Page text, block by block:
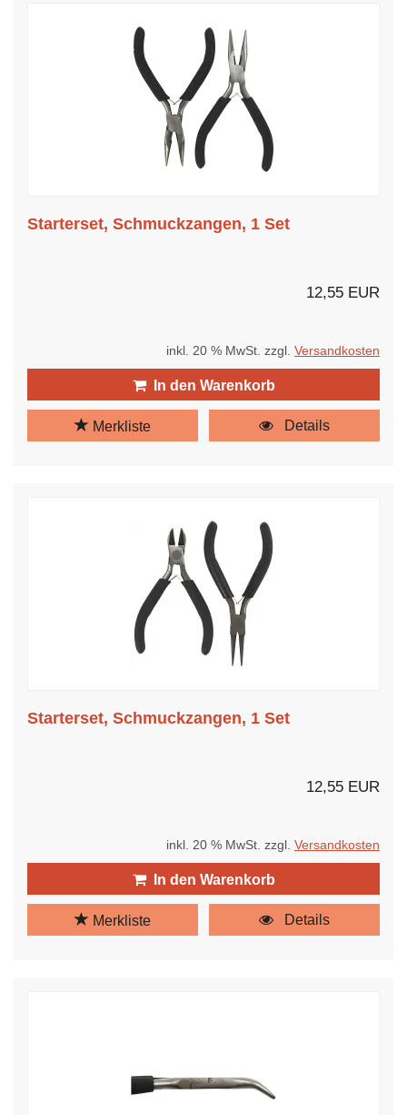
Starterset, Schmuckzangen, 1 Set
12,55 EUR
inkl. 20 % MwSt. zzgl. Versandkosten
In den Warenkorb
Merkliste Details
Starterset, Schmuckzangen, 1 Set
12,55 EUR
inkl. 20 % MwSt. zzgl. Versandkosten
In den Warenkorb
Merkliste Details